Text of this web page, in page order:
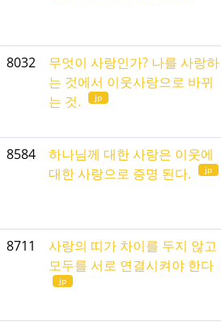
8032
무엇이 사랑인가? 나를 사랑하
는 것에서 이웃사랑으로 바뀌
는 것.
jp
8584
하나님께 대한 사랑은 이웃에
대한 사랑으로 증명 된다.
jp
8711
사랑의 띠가 차이를 두지 않고
모두를 서로 연결시켜야 한다
jp